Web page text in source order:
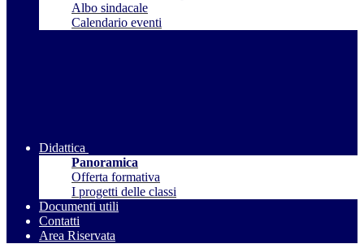
Albo sindacale
Calendario eventi
Didattica
Panoramica
Offerta formativa
I progetti delle classi
Documenti utili
Contatti
Area Riservata